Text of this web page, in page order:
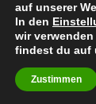
Über
©
auf unserer
In den
wir
findest du auf
Zustimmen